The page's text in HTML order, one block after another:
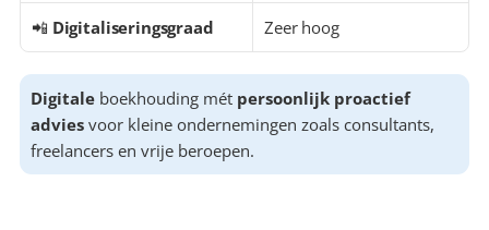
📲 Digitaliseringsgraad Zeer hoog
Digitale boekhouding mét persoonlijk proactief
advies voor kleine ondernemingen zoals consultants,
freelancers en vrije beroepen.